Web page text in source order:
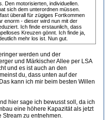
Den motorisierten, individuellen.
sich dem unterordnen müssen.
überall für zügiges Fortkommen
enorm - dieser wird nun mit der
Ich finde erstaunlich, dass
Kreuzen gönnt. Ich finde ja,
mehr los ist. Nun gut.
werden und der
und Märkischer Allee per LSA
und es ist auch an den
du, dass unten auf der
kann ich mir beim besten Willen
hier sage ich bewusst soll, da ich
eine höhere Kapazität als jetzt
Stream zu entnehmen.